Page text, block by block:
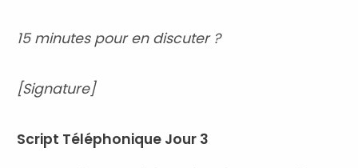
15 minutes pour en discuter ?
[Signature]
Script Téléphonique Jour 3